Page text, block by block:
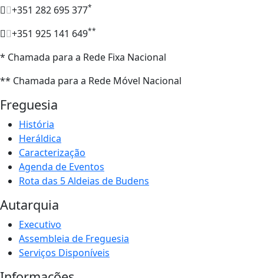
+351 282 695 377*
+351 925 141 649**
* Chamada para a Rede Fixa Nacional
** Chamada para a Rede Móvel Nacional
Freguesia
História
Heráldica
Caracterização
Agenda de Eventos
Rota das 5 Aldeias de Budens
Autarquia
Executivo
Assembleia de Freguesia
Serviços Disponíveis